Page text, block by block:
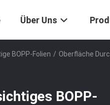
Über Uns
BOPP-Folien / Oberfläche
BOPP-